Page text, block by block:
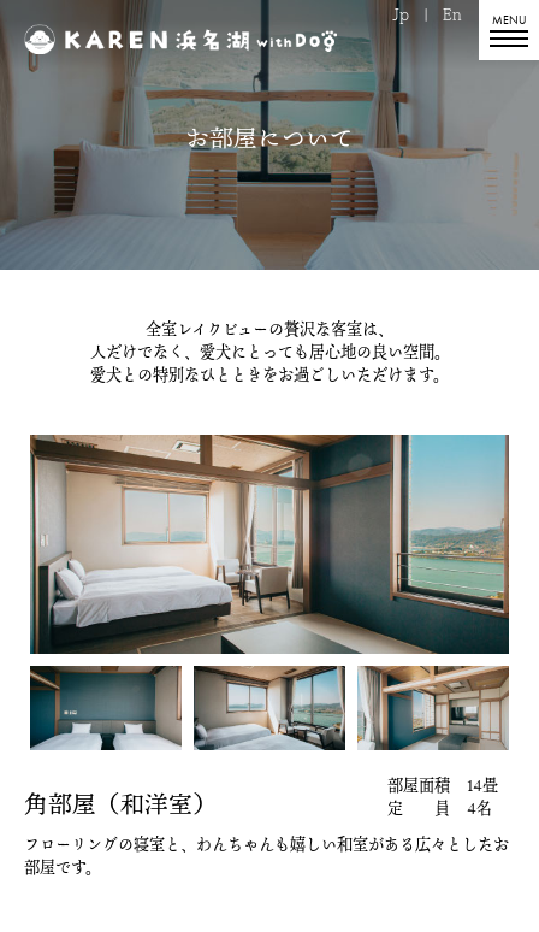
Jp En
お部屋について
全室レイクビューの贅沢な客室は、
人だけでなく、愛犬にとっても居心地の良い空間。
愛犬との特別なひとときをお過ごしいただけます。
角部屋（和洋室）
フローリングの寝室と、わんちゃんも嬉しい和室がある広々としたお
部屋です。
部屋面積
14畳
定 員
4名